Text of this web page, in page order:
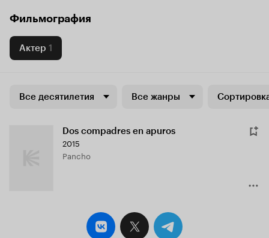
Фильмография
Актер 1
Все десятилетия Все жанры
Dos compadres en apuros
2015
Pancho